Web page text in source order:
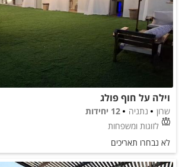
וילה על חוף פולג
שרון נתניה
12 יחידות
לזוגות ומשפחות
לא נבחרו תאריכים